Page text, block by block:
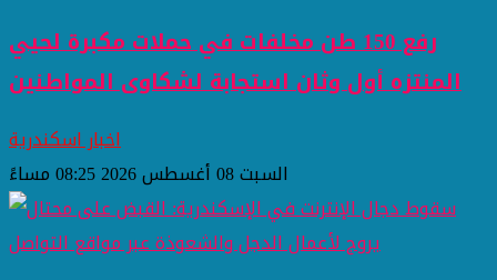
رفع 150 طن مخلفات في حملات مكبرة لحيي
المنتزه أول وثان استجابة لشكاوى المواطنين
اخبار اسكندرية
السبت 08 أغسطس 2026 08:25 مساءً